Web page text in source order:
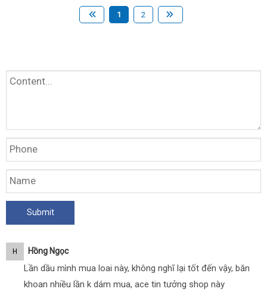
1 2
H Hồng Ngọc
Lần dầu mình mua loai này, không nghĩ lại tốt đến vậy, băn
khoan nhiều lần k dám mua, ace tin tưởng shop này